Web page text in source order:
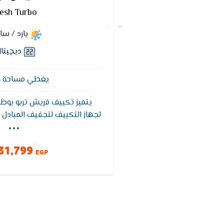
Turbo
بارد /
يغطي مساحة 18 متر²
يتميز تكييف فريش تربو
لجهاز التكييف لتجفيف المبادل
لمنع تكون الروائح
جذابة تظهر وظائف التحكم
...
EGP